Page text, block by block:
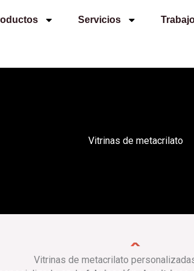
Servicios
Vitrinas de metacrilato
Vitrinas de metacrilato